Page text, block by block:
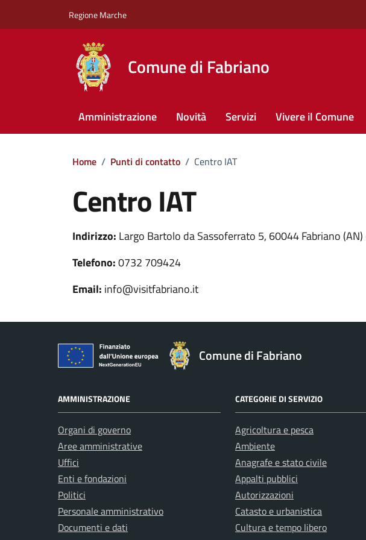
Regione Marche
Comune di Fabriano
Amministrazione Novità Servizi Vivere il Comune
Home / Punti di contatto / Centro IAT
Centro IAT
Indirizzo: Largo Bartolo da Sassoferrato 5, 60044 Fabriano
Telefono:0732 709424
Email: info@visitfabriano.it
Comune di Fabriano
AMMINISTRAZIONE
Organi di governo
Aree amministrative
Uffici
Enti e fondazioni
Politici
Personale amministrativo
Documenti e dati
CATEGORIE DI SERVIZIO
Agricoltura e pesca
Ambiente
Anagrafe e stato civile
Appalti pubblici
Autorizzazioni
Catasto e urbanistica
Cultura e tempo libero